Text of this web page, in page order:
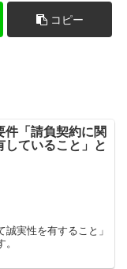
コピー
件「請負契約に関
していること」と
実性を有すること」